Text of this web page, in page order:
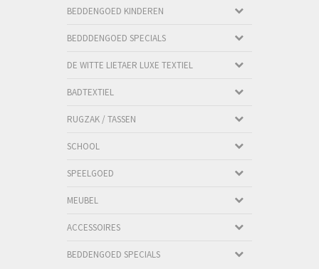
BEDDENGOED KINDEREN
BEDDDENGOED SPECIALS
DE WITTE LIETAER LUXE TEXTIEL
BADTEXTIEL
RUGZAK / TASSEN
SCHOOL
SPEELGOED
MEUBEL
ACCESSOIRES
BEDDENGOED SPECIALS